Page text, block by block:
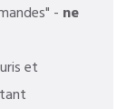
- ne
et